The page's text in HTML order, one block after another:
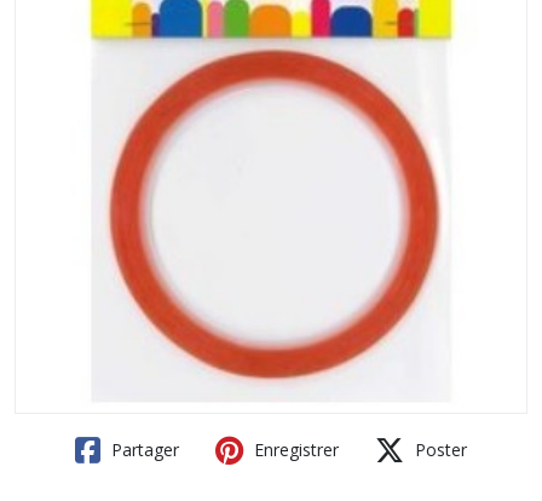
Partager Enregistrer Poster